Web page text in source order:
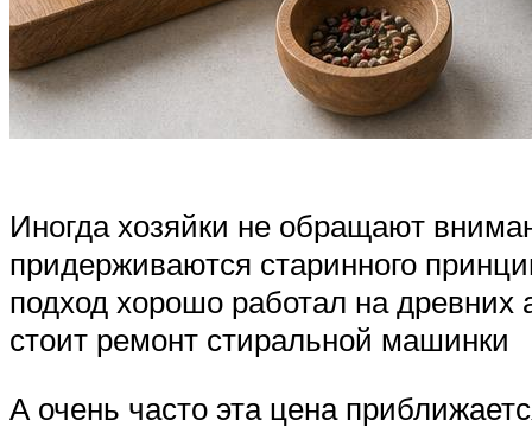
Иногда хозяйки не обращают
придерживаются старинного
подход хорошо работал на древних
стоит ремонт стиральной машинки
А очень часто эта цена